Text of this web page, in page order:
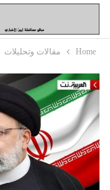
Home مقالات وتحليلات